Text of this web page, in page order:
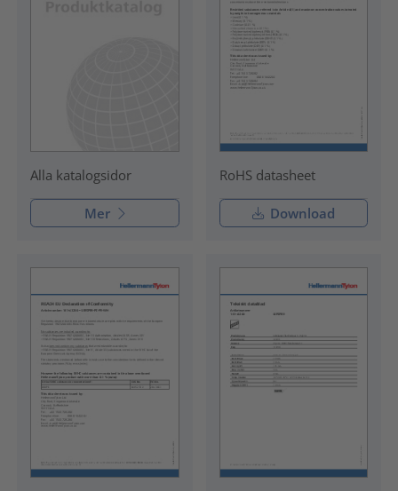
Alla katalogsidor
Mer
RoHS datasheet
Download